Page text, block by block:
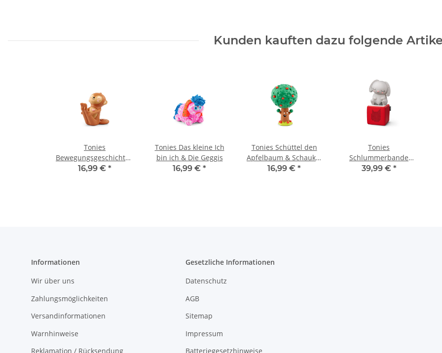
Kunden kauften dazu folgende
Tonies
Bewegungsgeschichten
mit Affe Marty- Mit
16,99 € *
Tonies Das kleine Ich
bin ich & Die Geggis
16,99 € *
Tonies Schüttel den
Apfelbaum & Schaukel
das Schaf
16,99 € *
Tonies
Schlummerbande
Nachtlicht Tonie -
39,99 € *
Informationen
Wir über uns
Zahlungsmöglichkeiten
Versandinformationen
Warnhinweise
Reklamation / Rücksendung
Gesetzliche Informationen
Datenschutz
AGB
Sitemap
Impressum
Batteriegesetzhinweise